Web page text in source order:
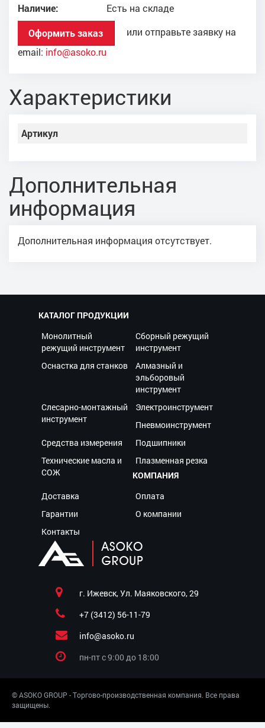
Наличие:
Есть на складе
Оформить заказ
или отправьте заявку на
email: info@asoko.ru
Характеристики
Артикул
Дополнительная
информация
Дополнительная информация отсутствует.
КАТАЛОГ ПРОДУКЦИИ
Монолитный
режущий инструмент
Сборный режущий
инструмент
Оснастка для станков
Алмазный и
эльборовый
инструмент
Слесарно-монтажный
инструмент
Электроинструмент
Пневмоинструмент
Средства измерения
Подшипники
Технические масла и
СОЖ
Плазменная резка
КОМПАНИЯ
Доставка
Оплата
Гарантии
О компании
Контакты
г. Ижевск, Ул. Маяковского, 29
+7 (3412) 56-11-79
info@asoko.ru
пн-пт c 9:00 до 18:00
© ASOKO GROUP - Торгово-производственная компания. Все права
защищены.